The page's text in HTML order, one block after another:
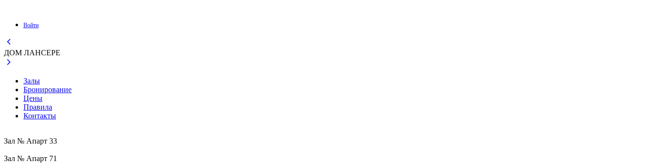
Войти
ДОМ ЛАНСЕРЕ
Залы
Бронирование
Цены
Правила
Контакты
Зал № Апарт 33
Зал № Апарт 71